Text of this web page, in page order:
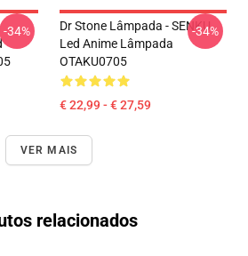
-34%
Dr Stone Lâmpada - SENKU
Led Anime Lâmpada
OTAKU0705
€ 22,99 - € 27,59
-34%
VER MAIS
relacionados